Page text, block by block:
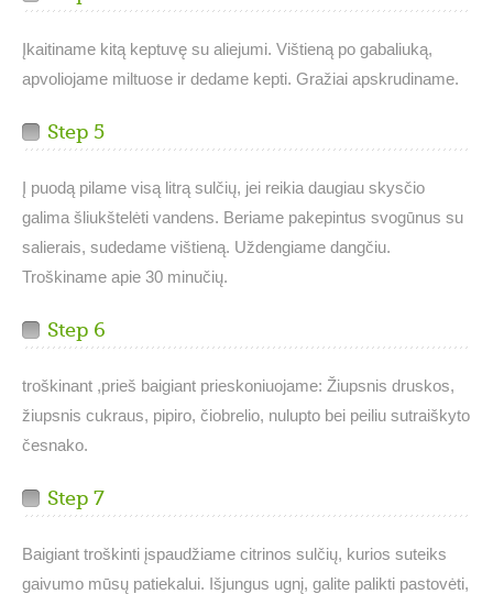
Įkaitiname kitą keptuvę su aliejumi. Vištieną po gabaliuką,
apvoliojame miltuose ir dedame kepti. Gražiai apskrudiname.
Step 5
Į puodą pilame visą litrą sulčių, jei reikia daugiau skysčio
galima šliukštelėti vandens. Beriame pakepintus svogūnus su
salierais, sudedame vištieną. Uždengiame dangčiu.
Troškiname apie 30 minučių.
Step 6
troškinant ,prieš baigiant prieskoniuojame: Žiupsnis druskos,
žiupsnis cukraus, pipiro, čiobrelio, nulupto bei peiliu sutraiškyto
česnako.
Step 7
Baigiant troškinti įspaudžiame citrinos sulčių, kurios suteiks
gaivumo mūsų patiekalui. Išjungus ugnį, galite palikti pastovėti,